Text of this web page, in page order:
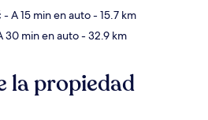
- A 15 min en auto- 15.7 km
30 min en auto- 32.9 km
la propiedad